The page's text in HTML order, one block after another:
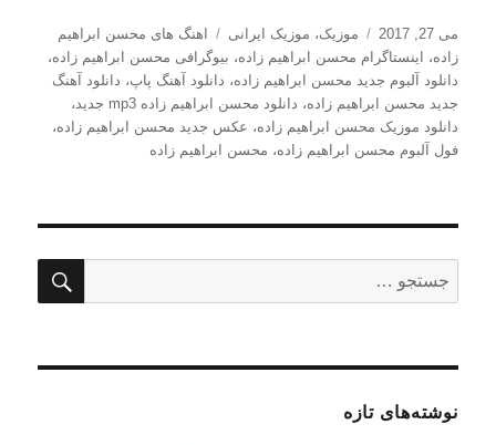
ارسال
شده
در
می 27, 2017 دسته‌ها
موزیک، موزیک ایرانی برچسب‌ها
اهنگ های محسن ابراهیم
زاده، اینستاگرام محسن ابراهیم زاده، بیوگرافی محسن ابراهیم زاده،
دانلود آلبوم جدید محسن ابراهیم زاده، دانلود آهنگ پاپ، دانلود آهنگ
جدید محسن ابراهیم زاده، دانلود محسن ابراهیم زاده mp3 جدید
،
دانلود موزیک محسن ابراهیم زاده، عکس جدید محسن ابراهیم زاده،
فول آلبوم محسن ابراهیم زاده، محسن ابراهیم زاده
برای:
نوشته‌های تازه